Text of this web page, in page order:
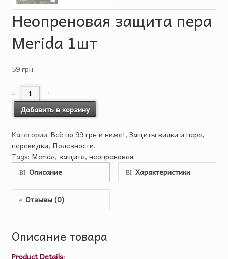
Неопреновая защита пера
Merida 1шт
59 грн.
Добавить в корзину
Категории: Всё по 99 грн и ниже!, Защиты вилки и пера,
перекидки, Полезности.
Tags: Merida, защита, неопреновая.
Описание
Характеристики
Отзывы (0)
Описание товара
Product Details: